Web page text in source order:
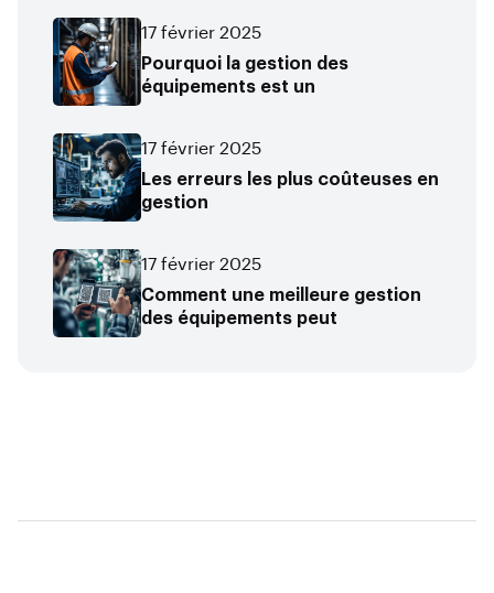
17 février 2025
Pourquoi la gestion des
équipements est un
17 février 2025
Les erreurs les plus coûteuses en
gestion
17 février 2025
Comment une meilleure gestion
des équipements peut